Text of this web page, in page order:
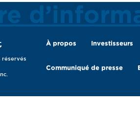
réservés
À propos Investisseurs
Communiqué de presse